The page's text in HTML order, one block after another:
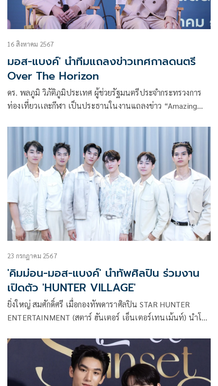
16 สิงหาคม 2567
มอส-แบงค์' นำทีมแถลงข่าวเทศกาลดนตรี
Over The Horizon
ดร. พลภูมิ วิภัติภูมิประเทศ ผู้ช่วยรัฐมนตรีประจำกระทรวงการ
ท่องเที่ยวเเละกีฬา เป็นประธานในงานแถลงข่าว “Amazing
23 กรกฎาคม 2567
'คิมม่อน-มอส-แบงค์' นำทัพศิลปิน ร่วมงาน
เปิดตัว 'HUNTER VILLAGE'
ยิ่งใหญ่ สมศักดิ์ศรี เมื่อกองทัพดาราศิลปิน STAR HUNTER
ENTERTAINMENT (สตาร์ ฮันเตอร์ เอ็นเตอร์เทนเม้นท์) นำโดย
Opening “HUNTER VILLAGE By STAR HUNTER
ENTERTAINMENT” อย่างเป็นทางการ